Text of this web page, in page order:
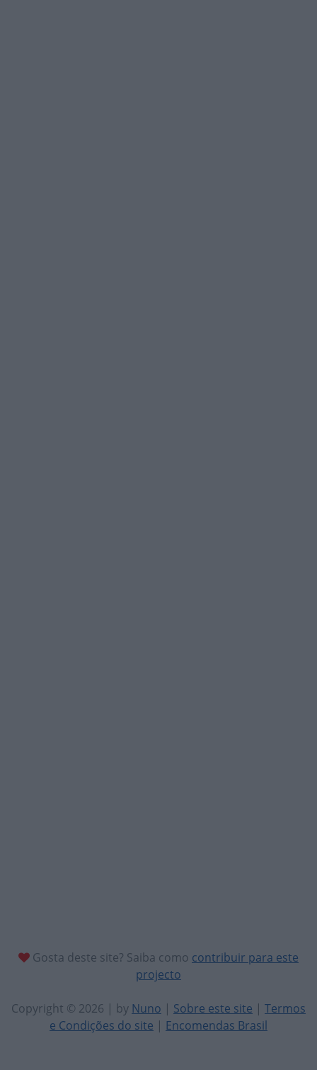
Gosta deste site? Saiba como contribuir para este
projecto
Copyright © 2026 | by Nuno | Sobre este site | Termos
e Condições do site | Encomendas Brasil